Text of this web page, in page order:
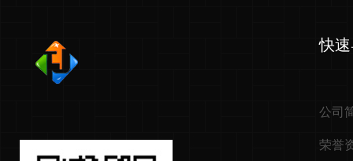
快
公司
荣誉